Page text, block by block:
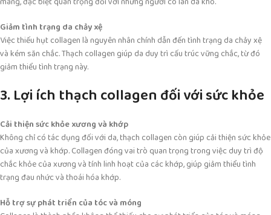
Giảm tình trạng da chảy xệ
Việc thiếu hụt collagen là nguyên nhân chính dẫn đến tình trạng da chảy xệ
và kém săn chắc. Thạch collagen giúp da duy trì cấu trúc vững chắc, từ đó
giảm thiểu tình trạng này.
3. Lợi ích thạch collagen đối với sức khỏe
Cải thiện sức khỏe xương và khớp
Không chỉ có tác dụng đối với da, thạch collagen còn giúp cải thiện sức khỏe
của xương và khớp. Collagen đóng vai trò quan trọng trong việc duy trì độ
chắc khỏe của xương và tính linh hoạt của các khớp, giúp giảm thiểu tình
trạng đau nhức và thoái hóa khớp.
Hỗ trợ sự phát triển của tóc và móng